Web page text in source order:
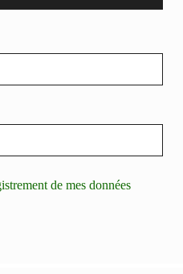
de mes données